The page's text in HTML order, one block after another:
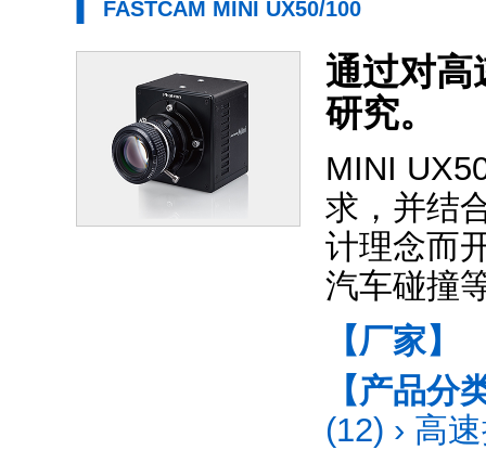
FASTCAM MINI UX50/100
通过对高
研究。
MINI
求，并结
计理念而
汽车碰撞
【厂家】
【产品分
(12) › 高